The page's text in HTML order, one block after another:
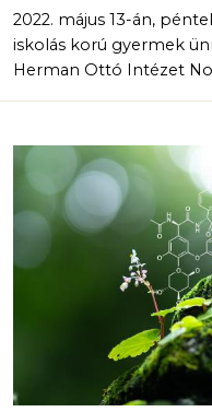
2022. május 13-án,
iskolás korú gyermek
Herman Ottó Intézet